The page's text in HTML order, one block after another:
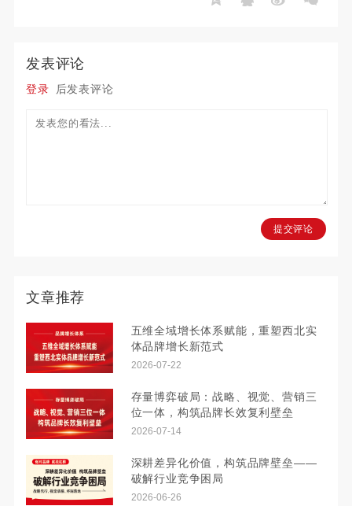
发表评论
登录 后发表评论
提交评论
文章推荐
五维全域增长体系赋能，重塑西北实
体品牌增长新范式
2026-07-22
存量博弈破局：战略、视觉、营销三
位一体，构筑品牌长效复利壁垒
2026-07-14
深耕差异化价值，构筑品牌壁垒——
破解行业竞争困局
2026-06-26